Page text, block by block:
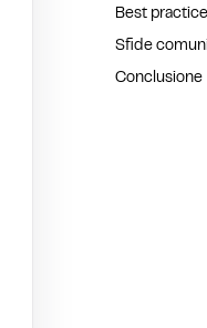
Best practice
Sfide
Conclusione